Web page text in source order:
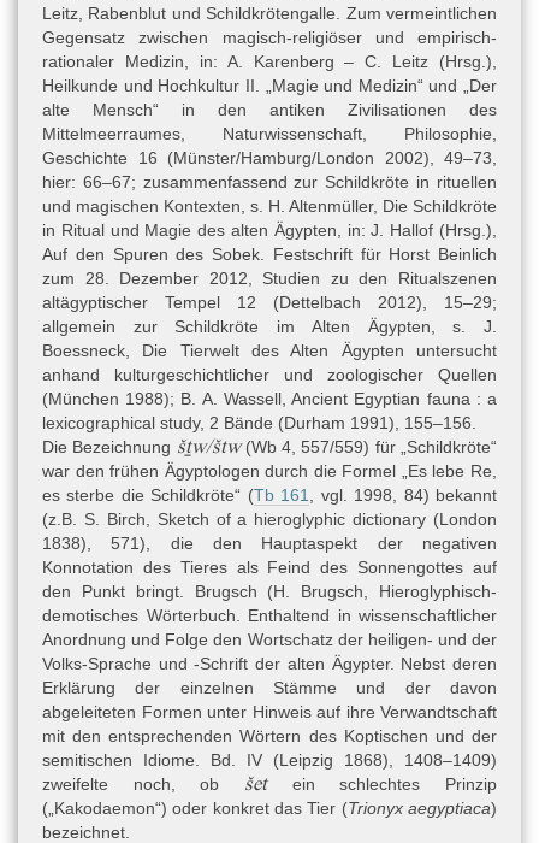
Leitz, Rabenblut und Schildkrötengalle. Zum vermeintlichen
Gegensatz zwischen magisch-religiöser und empirisch-
rationaler Medizin, in: A. Karenberg – C. Leitz (Hrsg.),
Heilkunde und Hochkultur II. „Magie und Medizin“ und „Der
alte Mensch“ in den antiken Zivilisationen des
Mittelmeerraumes, Naturwissenschaft, Philosophie,
Geschichte 16 (Münster/Hamburg/London 2002), 49–73,
hier: 66–67; zusammenfassend zur Schildkröte in rituellen
und magischen Kontexten, s. H. Altenmüller, Die Schildkröte
in Ritual und Magie des alten Ägypten, in: J. Hallof (Hrsg.),
Auf den Spuren des Sobek. Festschrift für Horst Beinlich
zum 28. Dezember 2012, Studien zu den Ritualszenen
altägyptischer Tempel 12 (Dettelbach 2012), 15–29;
allgemein zur Schildkröte im Alten Ägypten, s. J.
Boessneck, Die Tierwelt des Alten Ägypten untersucht
anhand kulturgeschichtlicher und zoologischer Quellen
(München 1988); B. A. Wassell, Ancient Egyptian fauna : a
lexicographical study, 2 Bände (Durham 1991), 155–156.
Die Bezeichnung šṯw/štw(Wb 4, 557/559) für „Schildkröte“
war den frühen Ägyptologen durch die Formel „Es lebe Re,
es sterbe die Schildkröte“ (Tb 161 , vgl. 1998 , 84) bekannt
(z.B. S. Birch, Sketch of a hieroglyphic dictionary (London
1838) , 571), die den Hauptaspekt der negativen
Konnotation des Tieres als Feind des Sonnengottes auf
den Punkt bringt. Brugsch (H. Brugsch, Hieroglyphisch-
demotisches Wörterbuch. Enthaltend in wissenschaftlicher
Anordnung und Folge den Wortschatz der heiligen- und der
Volks-Sprache und -Schrift der alten Ägypter. Nebst deren
Erklärung der einzelnen Stämme und der davon
abgeleiteten Formen unter Hinweis auf ihre Verwandtschaft
mit den entsprechenden Wörtern des Koptischen und der
semitischen Idiome. Bd. IV (Leipzig 1868), 1408–1409)
zweifelte noch, ob šetein schlechtes Prinzip
(„Kakodaemon“) oder konkret das Tier (Trionyx aegyptiaca)
bezeichnet.